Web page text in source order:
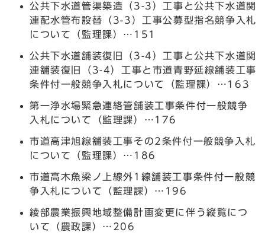
公共下水道管渠築造（3-3）工事と公共下水道関
連配水管布設替（3-3）工事公募型指名競争入札
について（監理課）…151
公共下水道舗装復旧（3-4）工事と公共下水道関
連舗装復旧（3-4）工事と市道青野延線舗装工事
条件付一般競争入札について（監理課）…163
第一浄水場緊急連絡管舗装工事条件付一般競争
入札について（監理課）…176
市道高津旭線舗装工事その2条件付一般競争入札
について（監理課）…186
市道高木魚梁ノ上線外1線舗装工事条件付一般競
争入札について（監理課）…196
綾部農業振興地域整備計画変更に伴う縦覧につ
いて（農政課）…206